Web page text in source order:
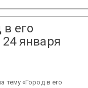
в его
января
тему «Город в его